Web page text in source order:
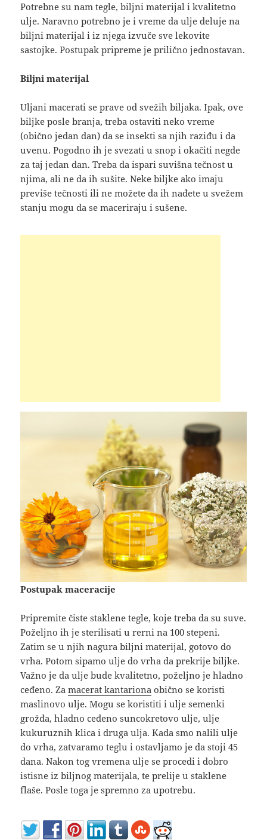
Potrebne su nam tegle, biljni materijal i kvalitetno
ulje. Naravno potrebno je i vreme da ulje deluje na
biljni materijal i iz njega izvuče sve lekovite
sastojke. Postupak pripreme je prilično jednostavan.
Biljni materijal
Uljani macerati se prave od svežih biljaka. Ipak, ove
biljke posle branja, treba ostaviti neko vreme
(obično jedan dan) da se insekti sa njih raziđu i da
uvenu. Pogodno ih je svezati u snop i okačiti negde
za taj jedan dan. Treba da ispari suvišna tečnost u
njima, ali ne da ih sušite. Neke biljke ako imaju
previše tečnosti ili ne možete da ih nađete u svežem
stanju mogu da se maceriraju i sušene.
Postupak maceracije
Pripremite čiste staklene tegle, koje treba da su suve.
Poželjno ih je sterilisati u rerni na 100 stepeni.
Zatim se u njih nagura biljni materijal, gotovo do
vrha. Potom sipamo ulje do vrha da prekrije biljke.
Važno je da ulje bude kvalitetno, poželjno je hladno
ceđeno. Zamacerat kantariona obično se koristi
maslinovo ulje. Mogu se koristiti i ulje semenki
grožđa, hladno ceđeno suncokretovo ulje, ulje
kukuruznih klica i druga ulja. Kada smo nalili ulje
do vrha, zatvaramo teglu i ostavljamo je da stoji 45
dana. Nakon tog vremena ulje se procedi i dobro
istisne iz biljnog materijala, te prelije u staklene
flaše. Posle toga je spremno za upotrebu.